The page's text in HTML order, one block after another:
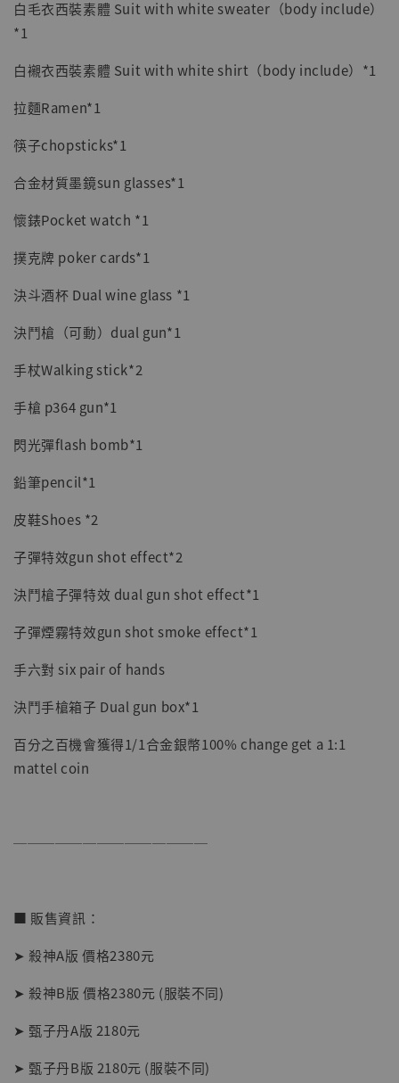
白毛衣西裝素體 Suit with white sweater（body include）
*1
白襯衣西裝素體 Suit with white shirt（body include）*1
拉麵Ramen*1
筷子chopsticks*1
合金材質墨鏡sun glasses*1
懷錶Pocket watch *1
撲克牌 poker cards*1
決斗酒杯 Dual wine glass *1
決鬥槍（可動）dual gun*1
手杖Walking stick*2
手槍 p364 gun*1
閃光彈flash bomb*1
鉛筆pencil*1
皮鞋Shoes *2
子彈特效gun shot effect*2
決鬥槍子彈特效 dual gun shot effect*1
子彈煙霧特效gun shot smoke effect*1
手六對 six pair of hands
決鬥手槍箱子 Dual gun box*1
百分之百機會獲得1/1合金銀幣100% change get a 1:1
mattel coin
──────────────
■ 販售資訊：
➤ 殺神A版 價格2380元
➤ 殺神B版 價格2380元 (服裝不同)
➤ 甄子丹A版 2180元
➤ 甄子丹B版 2180元 (服裝不同)